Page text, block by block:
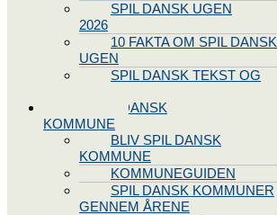
SPIL DANSK UGEN
2026
10 FAKTA OM SPIL DANSK
UGEN
SPIL DANSK TEKST OG
BLIV SPIL DANSK
KOMMUNE
BLIV SPIL DANSK
KOMMUNE
KOMMUNEGUIDEN
SPIL DANSK KOMMUNER
GENNEM ÅRENE